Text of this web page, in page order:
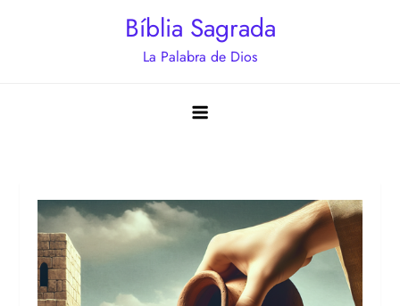
Bíblia Sagrada
La Palabra de Dios